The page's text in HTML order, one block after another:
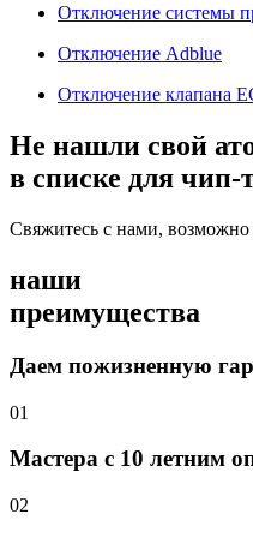
Отключение системы
Отключение Adblue
Отключение клапана
Не нашли свой
в списке для чип-
Свяжитесь с нами, возможно
наши
преимущества
Даем пожизненную
01
Мастера с 10 летним
02